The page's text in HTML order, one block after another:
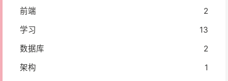
前端
2
学习
13
数据库
2
架构
1